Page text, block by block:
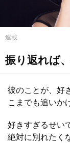
連載
振り返れば
彼のことが、好
こまでも追いか
好きすぎるせい
絶対に別れたく